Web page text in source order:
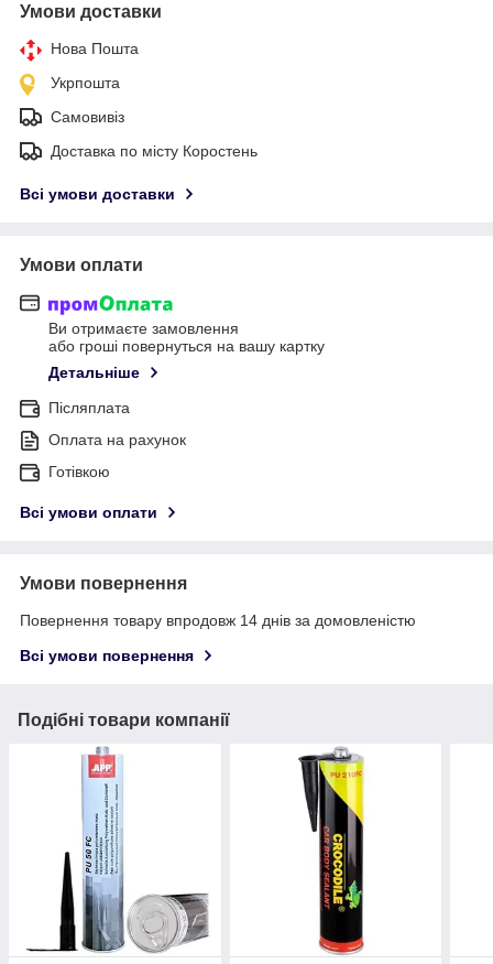
Умови доставки
Нова Пошта
Укрпошта
Самовивіз
Доставка по місту Коростень
Всі умови доставки
Умови оплати
Ви отримаєте замовлення
або гроші повернуться на вашу картку
Детальніше
Післяплата
Оплата на рахунок
Готівкою
Всі умови оплати
Умови повернення
Повернення товару впродовж 14 днів за домовленістю
Всі умови повернення
Подібні товари компанії